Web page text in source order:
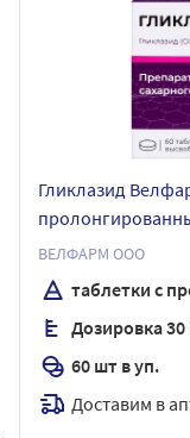
Гликлазид
ВЕЛФАРМ ООО
таблетки с
Дозировка 30
60 шт в уп.
Доставим в